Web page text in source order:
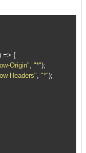
=> {
Origin", "*");
Headers", "*");